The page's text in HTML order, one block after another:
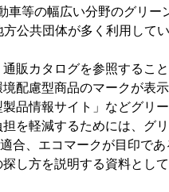
車等の幅広い分野のグリ
公共団体が多く利用して
販カタログを参照するこ
配慮型商品のマークが表
品情報サイト」などグリ
を軽減するためには、グ
合、エコマークが目印で
し方を説明する資料とし